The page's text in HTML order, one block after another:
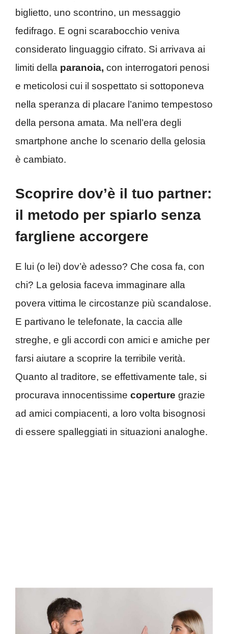
biglietto, uno scontrino, un messaggio
fedifrago. E ogni scarabocchio veniva
considerato linguaggio cifrato. Si arrivava ai
limiti della paranoia, con interrogatori penosi
e meticolosi cui il sospettato si sottoponeva
nella speranza di placare l’animo tempestoso
della persona amata. Ma nell’era degli
smartphone anche lo scenario della gelosia
è cambiato.
Scoprire dov’è il tuo partner:
il metodo per spiarlo senza
fargliene accorgere
E lui (o lei) dov’è adesso? Che cosa fa, con
chi? La gelosia faceva immaginare alla
povera vittima le circostanze più scandalose.
E partivano le telefonate, la caccia alle
streghe, e gli accordi con amici e amiche per
farsi aiutare a scoprire la terribile verità.
Quanto al traditore, se effettivamente tale, si
procurava innocentissime coperture grazie
ad amici compiacenti, a loro volta bisognosi
di essere spalleggiati in situazioni analoghe.